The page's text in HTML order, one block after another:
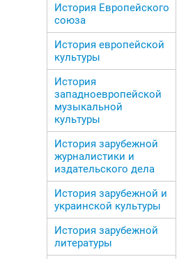
История Европейского
союза
История европейской
культуры
История
западноевропейской
музыкальной
культуры
История зарубежной
журналистики и
издательского дела
История зарубежной и
украинской культуры
История зарубежной
литературы